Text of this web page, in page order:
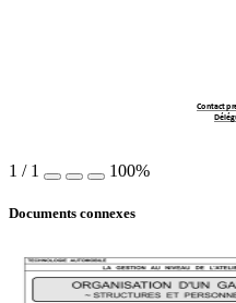
Contact
1 / 1 100%
Documents connexes